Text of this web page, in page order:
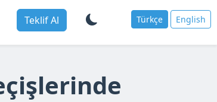
Teklif Al Türkçe English